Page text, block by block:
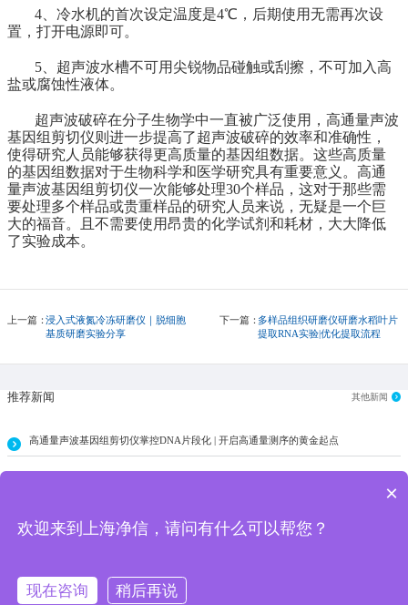
4、冷水机的首次设定温度是4℃，后期使用无需再次设
置，打开电源即可。
5、超声波水槽不可用尖锐物品碰触或刮擦，不可加入高
盐或腐蚀性液体。
超声波破碎在分子生物学中一直被广泛使用，高通量声波
基因组剪切仪则进一步提高了超声波破碎的效率和准确性，
使得研究人员能够获得更高质量的基因组数据。这些高质量
的基因组数据对于生物科学和医学研究具有重要意义。高通
量声波基因组剪切仪一次能够处理30个样品，这对于那些需
要处理多个样品或贵重样品的研究人员来说，无疑是一个巨
大的福音。且不需要使用昂贵的化学试剂和耗材，大大降低
了实验成本。
上一篇：浸入式液氮冷冻研磨仪｜脱细胞
基质研磨实验分享
下一篇：多样品组织研磨仪研磨水稻叶片
提取RNA实验|优化提取流程
推荐新闻 其他新闻
高通量声波基因组剪切仪掌控DNA片段化 | 开启高通量测序的黄金起点
×
欢迎来到上海净信，请问有什么可以帮您？
现在咨询 稍后再说